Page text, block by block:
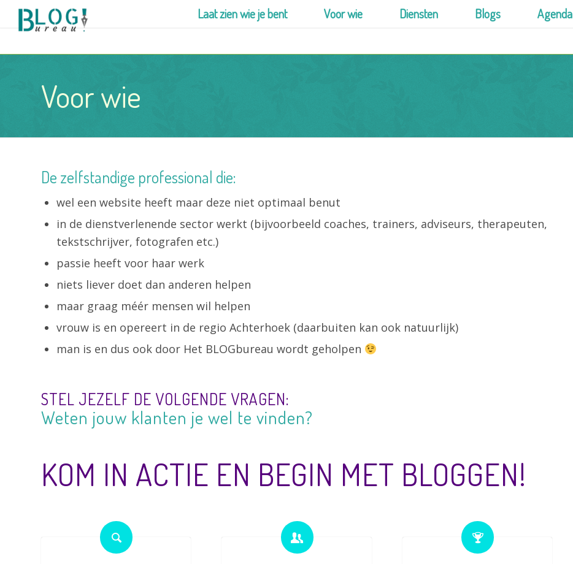
Laat zien wie je bent Voor wie Diensten Blogs Agenda
Voor wie
De zelfstandige professional die:
wel een website heeft maar deze niet optimaal benut
in de dienstverlenende sector werkt (bijvoorbeeld coaches, trainers, adviseurs, therapeuten,
tekstschrijver, fotografen etc.)
passie heeft voor haar werk
niets liever doet dan anderen helpen
maar graag méér mensen wil helpen
vrouw is en opereert in de regio Achterhoek (daarbuiten kan ook natuurlijk)
man is en dus ook door Het BLOGbureau wordt geholpen
STEL JEZELF DE VOLGENDE VRAGEN:
Weten ze wie je bent en wat je doet?
KOM IN ACTIE EN BEGIN MET BLOGGEN!